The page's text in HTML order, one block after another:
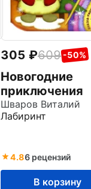
305 609 -50%
Новогодние
приключения
Шваров Виталий
Лабиринт
4.86 рецензий
В корзину